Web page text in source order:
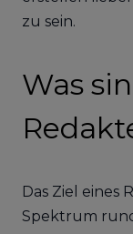
zu sein.
Was
Das Ziel eines
Spektrum